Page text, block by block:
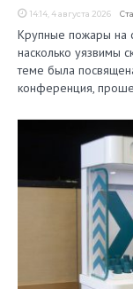
14:14, 4 августа 2026
Крупные пожары на
насколько уязвимы
теме была
конференция,